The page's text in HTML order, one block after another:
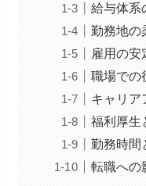
給与体系
勤務地の
雇用の安
職場での
キャリア
福利厚生
勤務時間
転職への